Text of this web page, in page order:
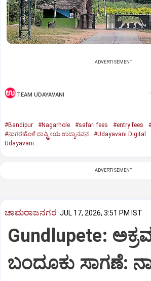
ADVERTISEMENT
TEAM UDAYAVANI
#Bandipur #Nagarhole #safari fees #entry fees
#ನಾಗರಹೊಳೆ ರಾಷ್ಟ್ರೀಯ ಉದ್ಯಾನವನ
#Udayavani Digital
Udayavani
ADVERTISEMENT
ಚಾಮರಾಜನಗರ JUL 17, 2026, 3:51 PM IST
Gundlupete:
ಬಂದೂಕು ಸಾಗಣೆ: